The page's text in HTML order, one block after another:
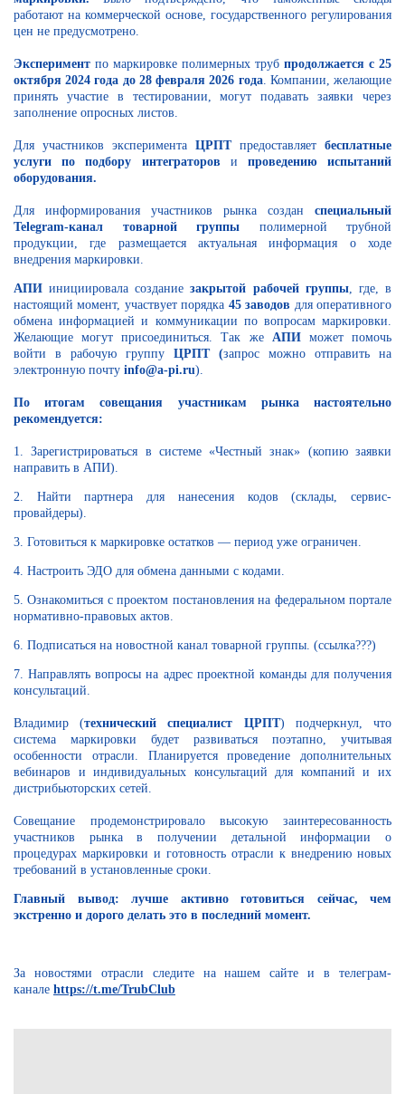
работают на коммерческой основе, государственного регулирования
цен не предусмотрено.
Эксперимент по маркировке полимерных труб продолжается с 25
октября 2024 года до 28 февраля 2026 года. Компании, желающие
принять участие в тестировании, могут подавать заявки через
заполнение опросных листов.
Для участников эксперимента ЦРПТпредоставляет бесплатные
услуги по подбору интеграторов и проведению испытаний
оборудования.
Для информирования участников рынка создан специальный
Telegram-канал товарной группы полимерной трубной
продукции, где размещается актуальная информация о ходе
внедрения маркировки.
АПИ инициировала созданиезакрытой рабочей группы, где, в
настоящий момент, участвует порядка 45 заводов для оперативного
обмена информацией и коммуникации по вопросам маркировки.
Желающие могут присоединиться. Так же АПИможет помочь
войти в рабочую группу ЦРПТ (запрос можно отправить на
электронную почту info@a-pi.ru).
По итогам совещания участникам рынка настоятельно
рекомендуется:
1. Зарегистрироваться в системе «Честный знак» (копию заявки
направить в АПИ).
2. Найти партнера для нанесения кодов (склады, сервис-
провайдеры).
3. Готовиться к маркировке остатков — период уже ограничен.
4. Настроить ЭДО для обмена данными с кодами.
5. Ознакомиться с проектом постановления на федеральном портале
нормативно-правовых актов.
6. Подписаться на новостной канал товарной группы. (ссылка???)
7. Направлять вопросы на адрес проектной команды для получения
консультаций.
Владимир (технический специалист ЦРПТ) подчеркнул, что
система маркировки будет развиваться поэтапно, учитывая
особенности отрасли. Планируется проведение дополнительных
вебинаров и индивидуальных консультаций для компаний и их
дистрибьюторских сетей.
Совещание продемонстрировало высокую заинтересованность
участников рынка в получении детальной информации о
процедурах маркировки и готовность отрасли к внедрению новых
требований в установленные сроки.
Главный вывод: лучше активно готовиться сейчас, чем
экстренно и дорого делать это в последний момент.
За новостями отрасли следите на нашем сайте и в телеграм-
канале https://t.me/TrubClub